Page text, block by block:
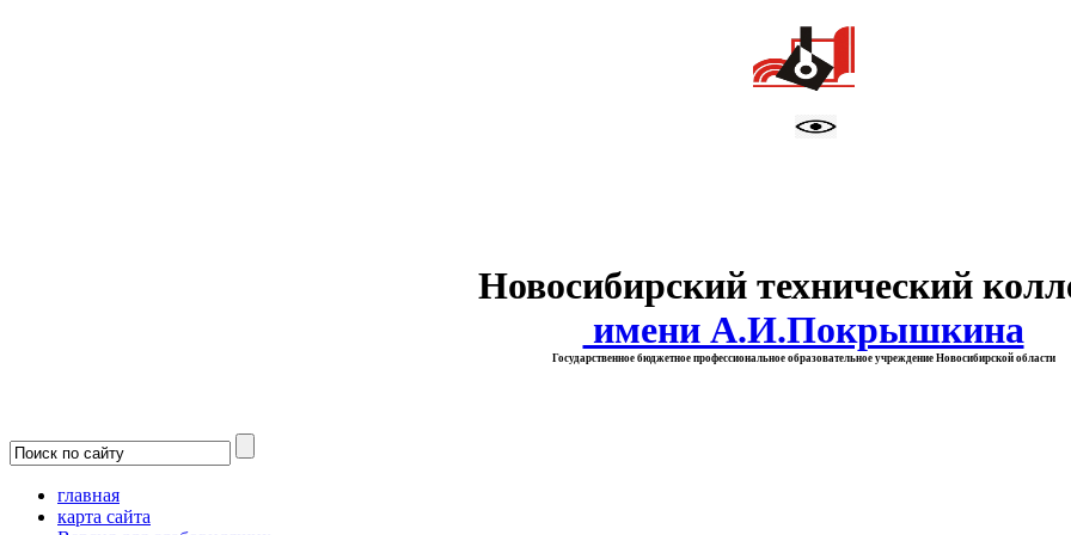
Новосибирский технический
имени А.И.Покрышкина
Государственное бюджетное профессиональное образовательное учреждение Новосибирской области
главная
карта сайта